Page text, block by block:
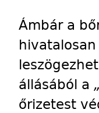
Ámbár a
állásából a
őrizetest